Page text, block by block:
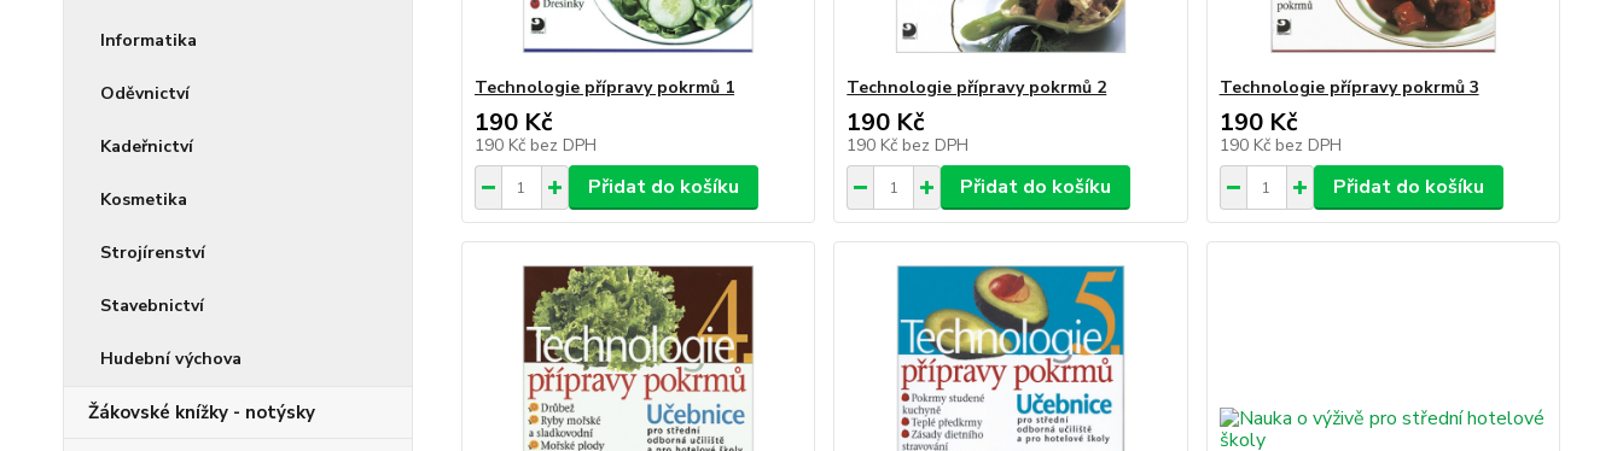
Informatika
Oděvnictví
Kadeřnictví
Kosmetika
Strojírenství
Stavebnictví
Hudební výchova
Žákovské knížky - notýsky
Technologie přípravy pokrmů 1
190 Kč
190 Kč bez DPH
Přidat do košíku
Technologie přípravy pokrmů 2
190 Kč
190 Kč bez DPH
Přidat do košíku
Technologie přípravy pokrmů 3
190 Kč
190 Kč bez DPH
Přidat do košíku